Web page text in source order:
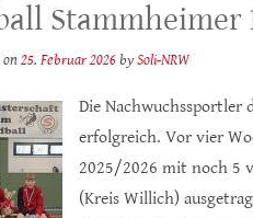
Stammheimer
on25. Februar 2026 bySoli-NRW
Die Nachwuchssportler
erfolgreich. Vor vier
2025/2026 mit noch 5
(Kreis Willich)